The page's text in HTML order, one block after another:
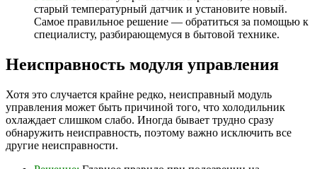
старый температурный датчик и установите новый.
Самое правильное решение — обратиться за помощью к
специалисту, разбирающемуся в бытовой технике.
Неисправность модуля управления
Хотя это случается крайне редко, неисправный модуль
управления может быть причиной того, что холодильник
охлаждает слишком слабо. Иногда бывает трудно сразу
обнаружить неисправность, поэтому важно исключить все
другие неисправности.